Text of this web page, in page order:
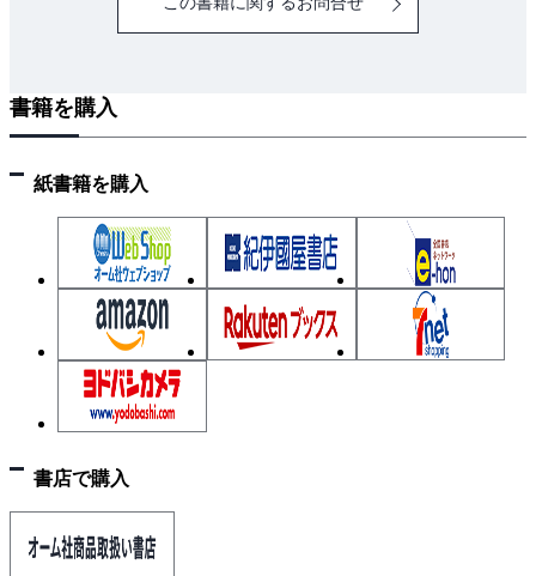
書籍を購入
紙書籍を購入
書店で購入